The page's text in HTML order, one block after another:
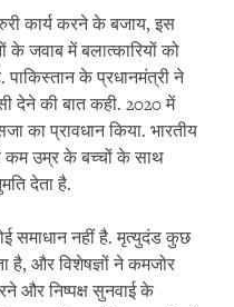
कार्य करने के बजाय, इस
के जवाब में बलात्कारियों को
के प्रधानमंत्री ने
देने की बात कही. 2020 में
का प्रावधान किया. भारतीय
कम उम्र के बच्चों के साथ
देता है.
समाधान नहीं है. मृत्युदंड कुछ
है, और विशेषज्ञों ने कमजोर
और निष्पक्ष सुनवाई के